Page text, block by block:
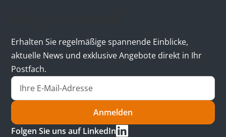
Erhalten Sie regelmäßige spannende Einblicke,
aktuelle News und exklusive Angebote direkt in Ihr
Postfach.
Anmelden
Folgen Sie uns auf LinkedIn